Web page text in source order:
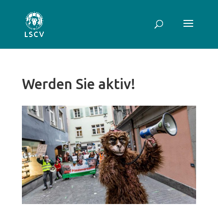
Werden Sie aktiv!